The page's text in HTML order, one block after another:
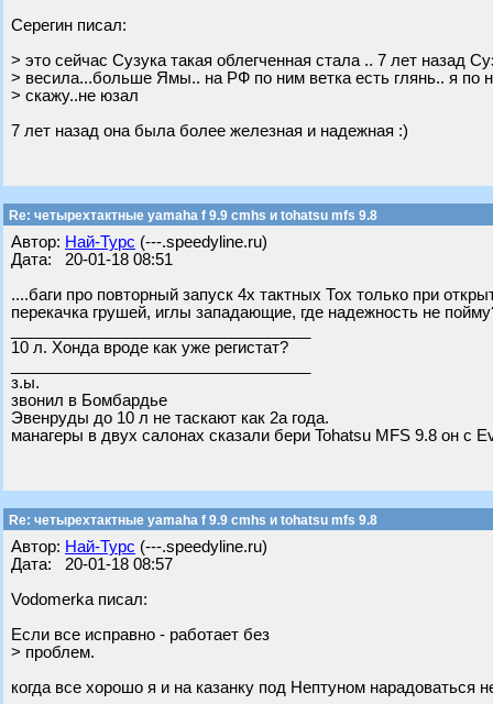
Серегин писал:
> это сейчас Сузука такая облегченная стала .. 7 лет назад
> весила...больше Ямы.. на РФ по ним ветка есть глянь.. я по
> скажу..не юзал
7 лет назад она была более железная и надежная :)
Re: четырехтактные yamaha f 9.9 cmhs и tohatsu mfs 9.8
Автор: Най-Турс (---.speedyline.ru)
Дата: 20-01-18 08:51
....баги про повторный запуск 4х тактных Тох только при
перекачка грушей, иглы западающие, где надежность не
10 л. Хонда вроде как уже регистат?
з.ы.
звонил в Бомбардье
Эвенруды до 10 л не таскают как 2а года.
манагеры в двух салонах сказали бери Tohatsu MFS 9.8 он с
Re: четырехтактные yamaha f 9.9 cmhs и tohatsu mfs 9.8
Автор: Най-Турс (---.speedyline.ru)
Дата: 20-01-18 08:57
Vodomerka писал:
Если все исправно - работает без
> проблем.
когда все хорошо я и на казанку под Нептуном нарадоваться